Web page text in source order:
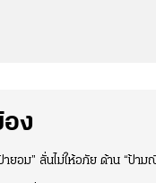
ง
ายอม” ลั่นไม่ให้อภัย ด้าน “ป้า